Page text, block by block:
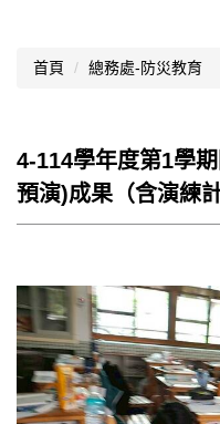
認識西松
文件資料
行事曆
西松學習歷程檔案
家長會
首頁 總務處-防災教育
4-114學年度第1學
預演)成果（含演練